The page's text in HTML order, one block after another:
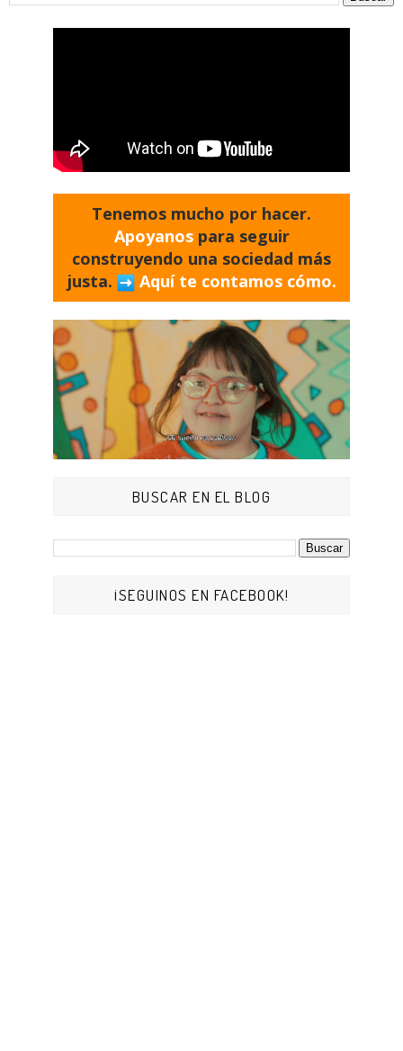
Tenemos mucho por hacer.
Apoyanos para seguir
construyendo una sociedad más
justa.
Aquí te contamos cómo.
BUSCAR EN EL BLOG
¡SEGUINOS EN FACEBOOK!